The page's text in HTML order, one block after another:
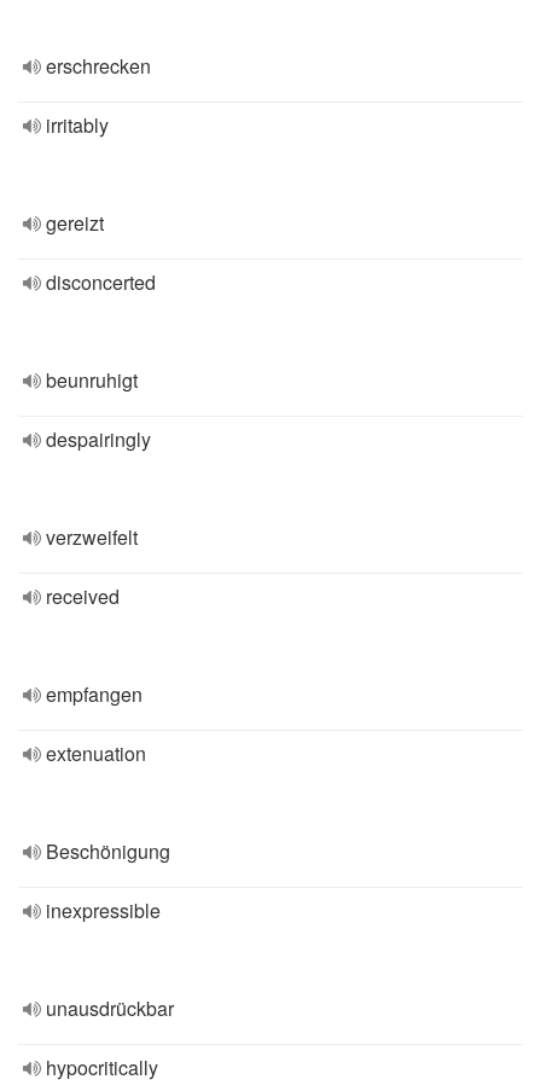
erschrecken
irritably
gereizt
disconcerted
beunruhigt
despairingly
verzweifelt
received
empfangen
extenuation
Beschönigung
inexpressible
unausdrückbar
hypocritically